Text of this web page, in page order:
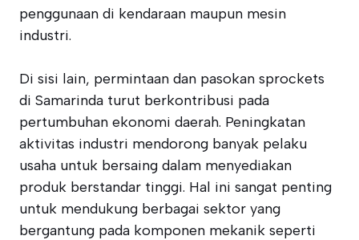
penggunaan di kendaraan maupun mesin
industri.
Di sisi lain, permintaan dan pasokan sprockets
di Samarinda turut berkontribusi pada
pertumbuhan ekonomi daerah. Peningkatan
aktivitas industri mendorong banyak pelaku
usaha untuk bersaing dalam menyediakan
produk berstandar tinggi. Hal ini sangat penting
untuk mendukung berbagai sektor yang
bergantung pada komponen mekanik seperti